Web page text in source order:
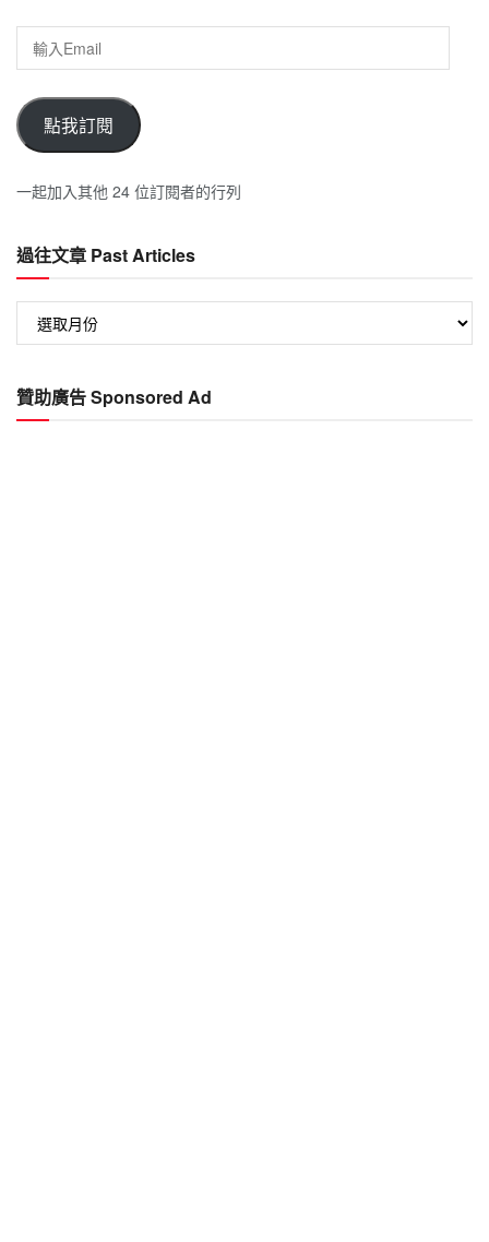
點我訂閱
一起加入其他 24 位訂閱者的行列
過往文章 Past Articles
章
Past
贊助廣告 Sponsored Ad